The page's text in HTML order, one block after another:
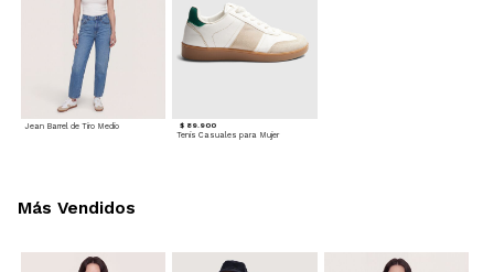
Jean Barrel de Tiro Medio $ 89.900
Tenis Casuales para Mujer
Más Vendidos